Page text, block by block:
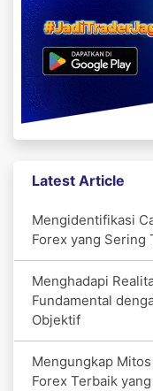
Latest Article
Mengidentifikasi
Forex yang Sering
Menghadapi
Fundamental
Objektif
Mengungkap
Forex Terbaik